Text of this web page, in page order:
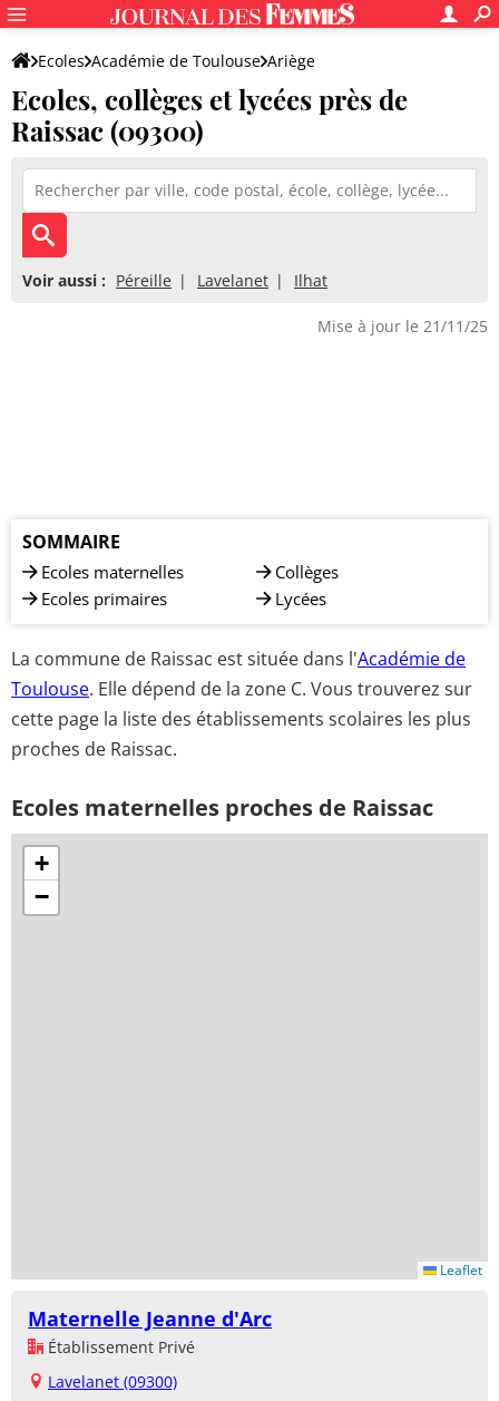
Ecoles Académie de Toulouse Ariège
Ecoles, collèges et lycées près de
Raissac (09300)
Voir aussi : Péreille Lavelanet Ilhat
Mise à jour le 21/11/25
SOMMAIRE
Ecoles maternelles
Ecoles primaires
Collèges
Lycées
La commune de Raissac est située dans l'Académie de
Toulouse. Elle dépend de la zone C. Vous trouverez sur
cette page la liste des établissements scolaires les plus
proches de Raissac.
Ecoles maternelles proches de Raissac
+
−
Leaflet
Maternelle Jeanne d'Arc
Établissement Privé
Lavelanet (09300)